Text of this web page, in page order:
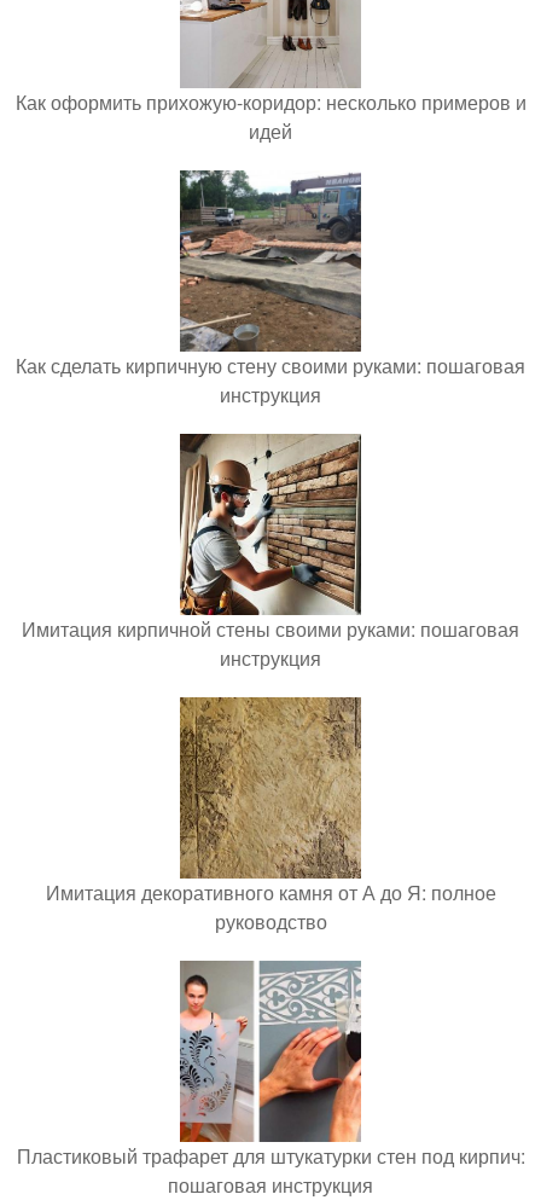
Как оформить прихожую-коридор: несколько примеров и
идей
Как сделать кирпичную стену своими руками: пошаговая
инструкция
Имитация кирпичной стены своими руками: пошаговая
инструкция
Имитация декоративного камня от А до Я: полное
руководство
Пластиковый трафарет для штукатурки стен под кирпич:
пошаговая инструкция